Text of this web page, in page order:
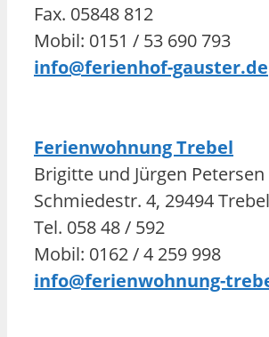
Fax. 05848 812
Mobil: 0151 / 53 690 793
info@ferienhof-gauster.de
Ferienwohnung Trebel
Brigitte und Jürgen Petersen
Schmiedestr. 4, 29494 Trebel
Tel. 058 48 / 592
Mobil: 0162 / 4 259 998
info@ferienwohnung-